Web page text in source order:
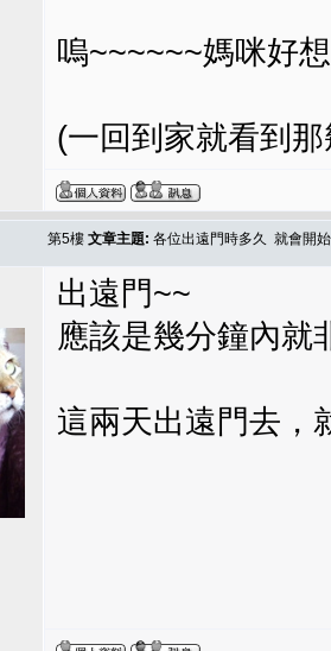
嗚~~~~~~媽咪好
(一回到家就看到
第5樓 文章主題: 各位出遠門時多久 就會開
出遠門~~
應該是幾分鐘內就
這兩天出遠門去，